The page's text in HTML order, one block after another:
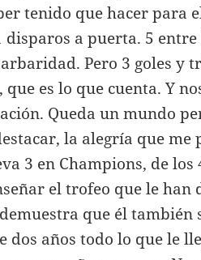
tenido que hacer para
disparos a puerta. 5
Pero 3 goles y
es lo que cuenta. Y
Queda un mundo
la alegría que me
3 en Champions, de
el trofeo que le han
que él también
dos años todo lo que le